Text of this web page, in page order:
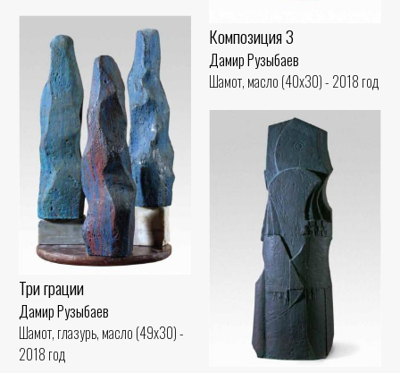
Композиция 3
Дамир Рузыбаев
Шамот, масло (40x30) - 2018 год
Три грации
Дамир Рузыбаев
Шамот, глазурь, масло (49x30) -
2018 год